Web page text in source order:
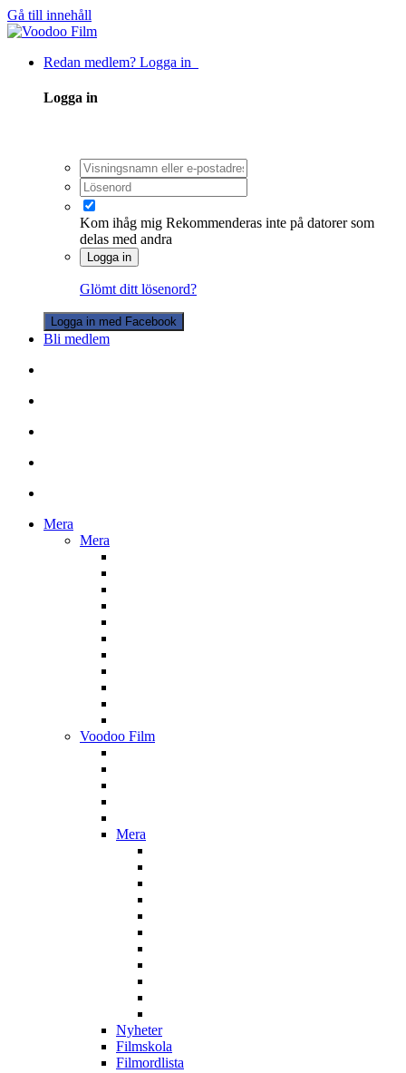
Gå till innehåll
Redan medlem? Logga in
Logga in
Kom ihåg mig Rekommenderas inte på datorer som
delas med andra
Logga in
Glömt ditt lösenord?
Logga in med Facebook
Bli medlem
Mera
Mera
Voodoo Film
Mera
Nyheter
Filmskola
Filmordlista